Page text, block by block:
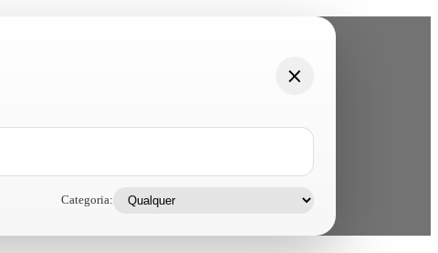
Categoria: